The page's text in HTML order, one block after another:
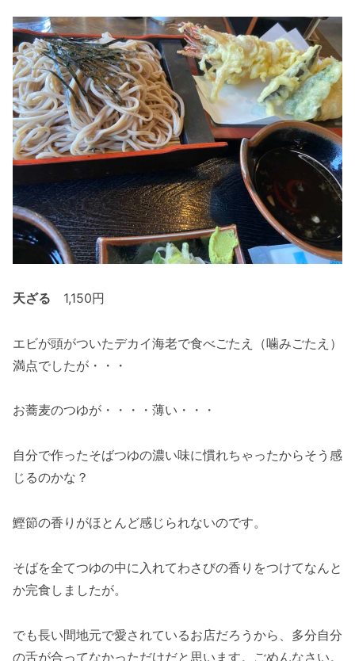
天ざる 1,150円
エビが頭がついたデカイ海老で食べごたえ（噛みごたえ）
満点でしたが・・・
お蕎麦のつゆが・・・・薄い・・・
自分で作ったそばつゆの濃い味に慣れちゃったからそう感
じるのかな？
鰹節の香りがほとんど感じられないのです。
そばを全てつゆの中に入れてわさびの香りをつけてなんと
か完食しましたが。
でも長い間地元で愛されているお店だろうから、多分自分
の舌が合ってなかっただけだと思います。ごめんなさい。